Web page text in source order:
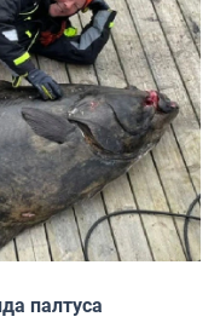
палтуса